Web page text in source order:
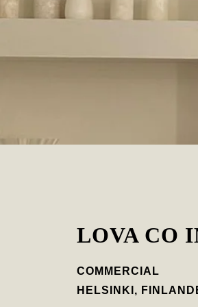
LOVA CO
COMMERCIAL
HELSINKI,